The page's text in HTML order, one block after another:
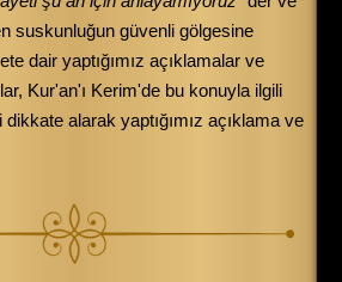
suskunluğun güvenli gölgesine
dair yaptığımız açıklamalar ve
Kur'an'ı Kerim'de bu konuyla ilgili
alarak yaptığımız açıklama ve